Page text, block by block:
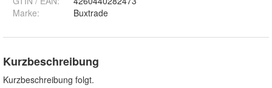
Marke:
Buxtrade
Kurzbeschreibung
Kurzbeschreibung folgt.